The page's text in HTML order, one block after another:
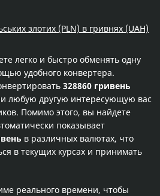
злотих (PLN) в гривнях (UAH)
легко и быстро обменять одну
удобного конвертера.
328860 гривень
любую другую интересующую вас
Помимо этого, вы найдете
показывает
в различных валютах, что
в текущих курсах и принимать
реального времени, чтобы